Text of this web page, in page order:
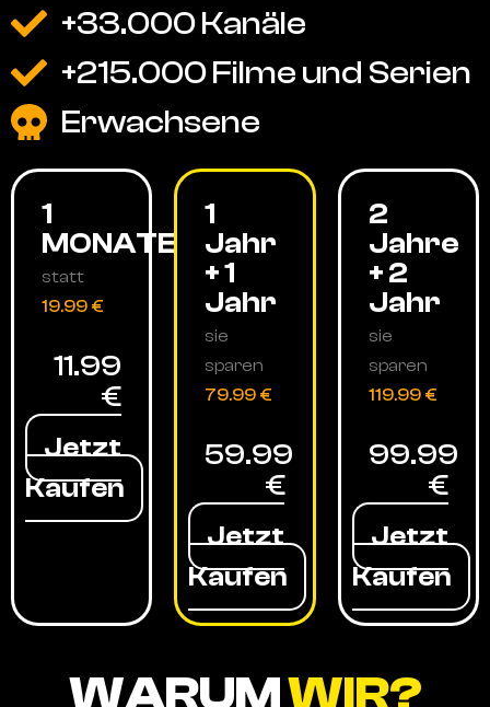
+33.000 Kanäle
+215.000 Filme und Serien
Erwachsene
1
MONATE
statt
19.99 €
11.99
€
Jetzt
Kaufen
1
Jahr
+ 1
Jahr
sie
sparen
79.99 €
59.99
€
Jetzt
Kaufen
2
Jahre
+ 2
Jahr
sie
sparen
119.99 €
99.99
€
Jetzt
Kaufen
WARUMWIR?